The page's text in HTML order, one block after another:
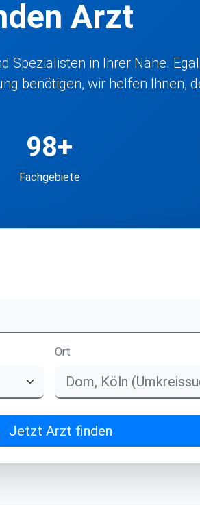
Arzt
Spezialisten in Ihrer Nähe.
benötigen, wir helfen Ihnen,
98+
Fachgebiete
Ort
Jetzt Arzt finden